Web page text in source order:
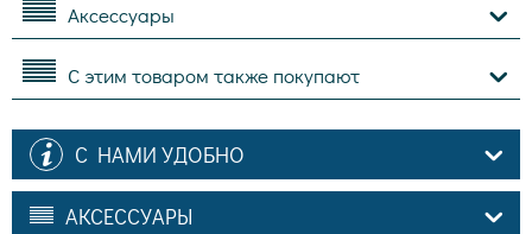
Аксессуары
С этим товаром также покупают
С НАМИ УДОБНО
АКСЕССУАРЫ